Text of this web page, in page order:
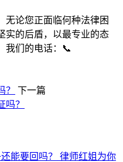
无论您正面临何种法律困
实的后盾，以最专业的态
我们的电话：📞
下一篇
？
能要回吗？ 律师红姐为你